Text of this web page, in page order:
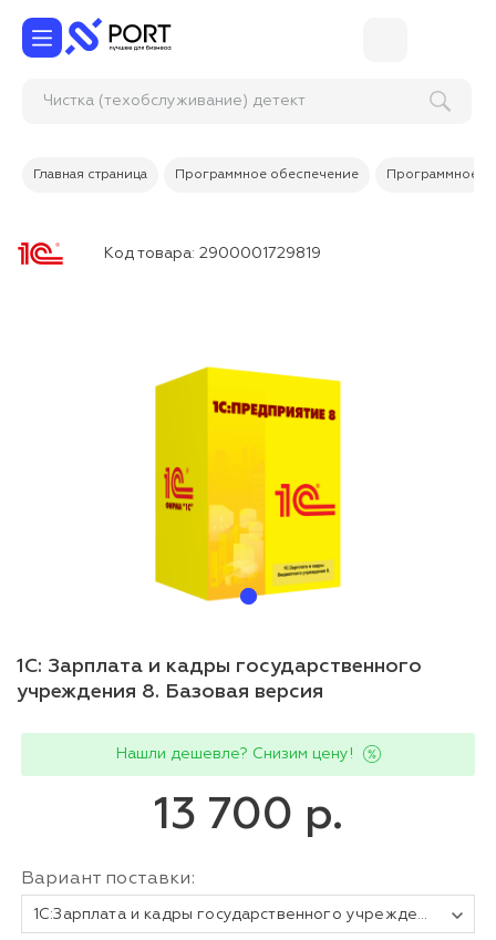
Чистка (техобслуживание) д
Главная страница Программное обеспечение Программное
Код товара: 2900001729819
1С: Зарплата и кадры государственного
учреждения 8. Базовая версия
Нашли дешевле? Снизим цену!
13 700 р.
Вариант поставки:
1С:Зарплата и кадры государственного учреждения 8. Базовая версия. Электронная поставка